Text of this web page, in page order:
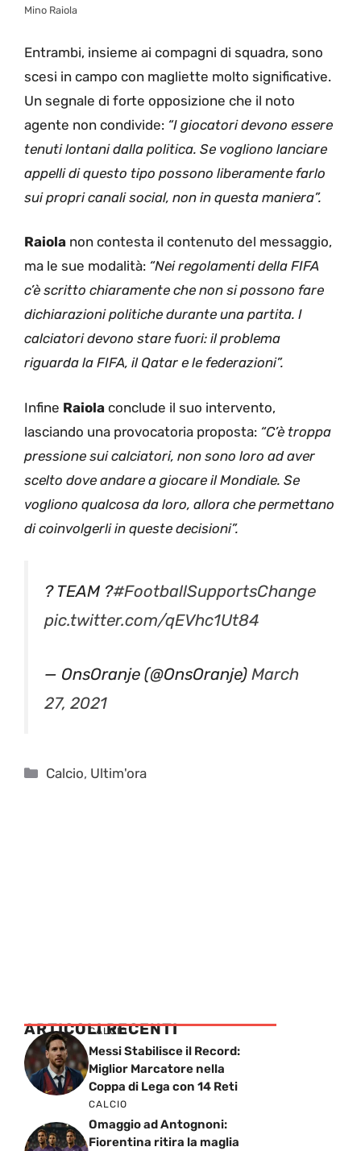
Mino Raiola
Entrambi, insieme ai compagni di squadra, sono
scesi in campo con magliette molto significative.
Un segnale di forte opposizione che il noto
agente non condivide: “I giocatori devono essere
tenuti lontani dalla politica. Se vogliono lanciare
appelli di questo tipo possono liberamente farlo
sui propri canali social, non in questa maniera”.
Raiola non contesta il contenuto del messaggio,
ma le sue modalità: “Nei regolamenti della FIFA
c’è scritto chiaramente che non si possono fare
dichiarazioni politiche durante una partita. I
calciatori devono stare fuori: il problema
riguarda la FIFA, il Qatar e le federazioni”.
Infine Raiola conclude il suo intervento,
lasciando una provocatoria proposta: “C’è troppa
pressione sui calciatori, non sono loro ad aver
scelto dove andare a giocare il Mondiale. Se
vogliono qualcosa da loro, allora che permettano
di coinvolgerli in queste decisioni”.
? TEAM ?#FootballSupportsChange
pic.twitter.com/qEVhc1Ut84
— OnsOranje (@OnsOranje) March
27, 2021
Categorie
Calcio, Ultim'ora
ARTICOLI RECENTI
CALCIO
Messi Stabilisce il Record:
Miglior Marcatore nella
Coppa di Lega con 14 Reti
CALCIO
Omaggio ad Antognoni:
Fiorentina ritira la maglia